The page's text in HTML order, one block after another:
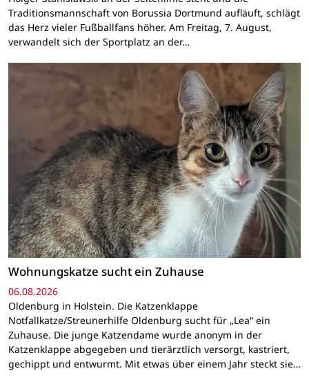
Traditionsmannschaft von Borussia Dortmund aufläuft, schlägt
das Herz vieler Fußballfans höher. Am Freitag, 7. August,
verwandelt sich der Sportplatz an der…
Wohnungskatze sucht ein Zuhause
06.08.2026
Oldenburg in Holstein. Die Katzenklappe
Notfallkatze/Streunerhilfe Oldenburg sucht für „Lea“ ein
Zuhause. Die junge Katzendame wurde anonym in der
Katzenklappe abgegeben und tierärztlich versorgt, kastriert,
gechippt und entwurmt. Mit etwas über einem Jahr steckt sie…